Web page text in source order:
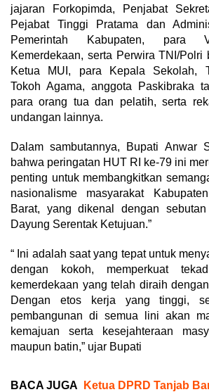
jajaran Forkopimda, Penjabat
Pejabat Tinggi Pratama dan
Pemerintah Kabupaten, para
Kemerdekaan, serta Perwira TNI/Polri
Ketua MUI, para Kepala Sekolah,
Tokoh Agama, anggota Paskibraka
para orang tua dan pelatih, serta
undangan lainnya.
Dalam sambutannya, Bupati Anwar
bahwa peringatan HUT RI ke-79 ini
penting untuk membangkitkan
nasionalisme masyarakat
Barat, yang dikenal dengan sebutan
Dayung Serentak Ketujuan.”
“ Ini adalah saat yang tepat untuk
dengan kokoh, memperkuat
kemerdekaan yang telah diraih
Dengan etos kerja yang tinggi,
pembangunan di semua lini akan
kemajuan serta kesejahteraan
maupun batin,” ujar Bupati
BACA JUGA
Ketua DPRD Tanjab